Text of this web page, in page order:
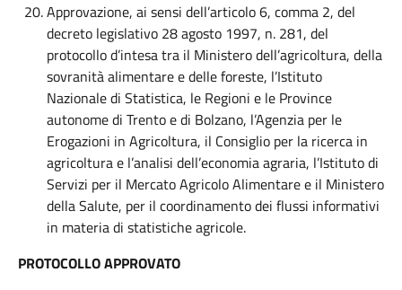
Approvazione, ai sensi dell’articolo 6, comma 2, del
decreto legislativo 28 agosto 1997, n. 281, del
protocollo d’intesa tra il Ministero dell’agricoltura, della
sovranità alimentare e delle foreste, l’Istituto
Nazionale di Statistica, le Regioni e le Province
autonome di Trento e di Bolzano, l’Agenzia per le
Erogazioni in Agricoltura, il Consiglio per la ricerca in
agricoltura e l’analisi dell’economia agraria, l’Istituto di
Servizi per il Mercato Agricolo Alimentare e il Ministero
della Salute, per il coordinamento dei flussi informativi
in materia di statistiche agricole.
PROTOCOLLO APPROVATO